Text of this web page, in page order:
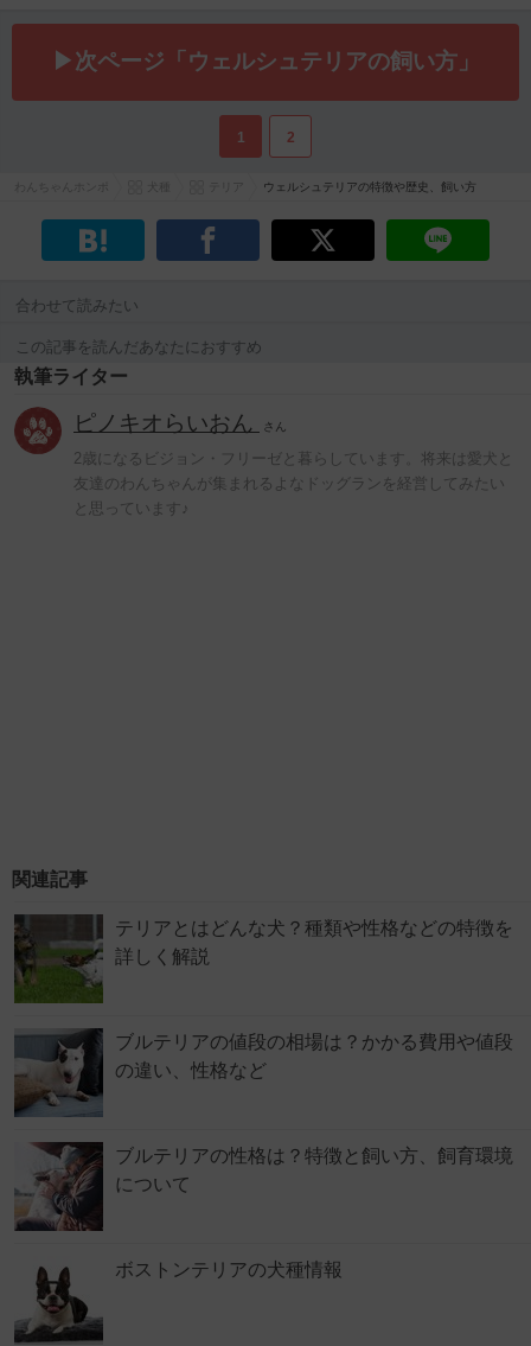
▶次ページ「ウェルシュテリアの飼い方」
1 2
ウェルシュテリアの特徴や歴史、飼い方
合わせて読みたい
この記事を読んだあなたにおすすめ
執筆ライター
ピノキオらいおん さん
2歳になるビジョン・フリーゼと暮らしています。将来は愛犬と
友達のわんちゃんが集まれるよなドッグランを経営してみたい
と思っています♪
関連記事
テリアとはどんな犬？種類や性格などの特徴を
詳しく解説
ブルテリアの値段の相場は？かかる費用や値段
の違い、性格など
ブルテリアの性格は？特徴と飼い方、飼育環境
について
ボストンテリアの犬種情報